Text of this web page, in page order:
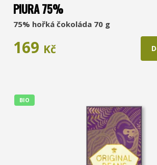
PIURA 75%
75% hořká čokoláda 70 g
169 Kč
BIO